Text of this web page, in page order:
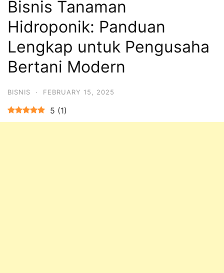
Bisnis Tanaman
Hidroponik: Panduan
Lengkap untuk Pengusaha
Bertani Modern
BISNIS · FEBRUARY 15, 2025
5 (1)